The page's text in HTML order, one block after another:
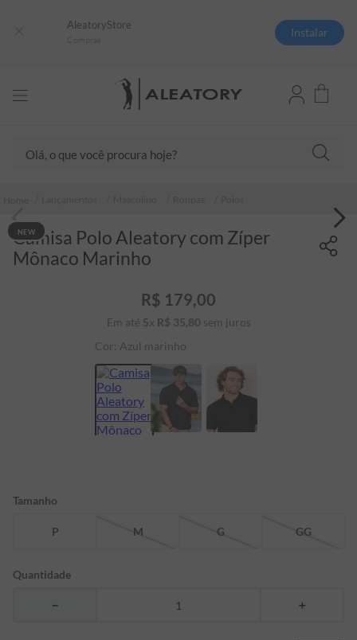
AleatoryStore
Instalar
NEW
Camisa Polo Aleatory com Zíper
Mônaco Marinho
R$ 179,00
Em até 5x R$ 35,80 sem juros
Cor: Azul marinho
Tamanho
P M G GG
Quantidade
＋
－
2 º
camiseta listrada
4º
camiseta
5º
pima
6
7
bermuda
8º
kids
9º
manga longa